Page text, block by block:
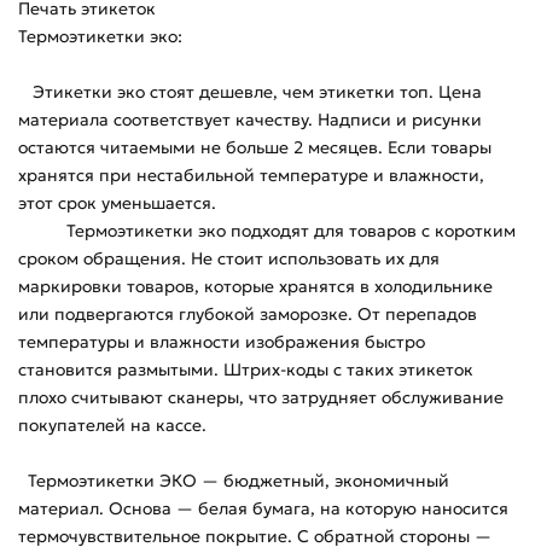
Печать этикеток
Термоэтикетки эко:
Этикетки эко стоят дешевле, чем этикетки топ. Цена
материала соответствует качеству. Надписи и рисунки
остаются читаемыми не больше 2 месяцев. Если товары
хранятся при нестабильной температуре и влажности,
этот срок уменьшается.
Термоэтикетки эко подходят для товаров с коротким
сроком обращения. Не стоит использовать их для
маркировки товаров, которые хранятся в холодильнике
или подвергаются глубокой заморозке. От перепадов
температуры и влажности изображения быстро
становится размытыми. Штрих-коды с таких этикеток
плохо считывают сканеры, что затрудняет обслуживание
покупателей на кассе.
Термоэтикетки ЭКО — бюджетный, экономичный
материал. Основа — белая бумага, на которую наносится
термочувствительное покрытие. С обратной стороны —